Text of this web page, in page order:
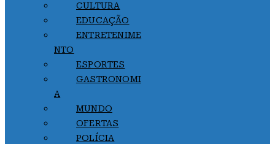
CULTURA
EDUCAÇÃO
ENTRETENIME
NTO
ESPORTES
GASTRONOMI
A
MUNDO
OFERTAS
POLÍCIA